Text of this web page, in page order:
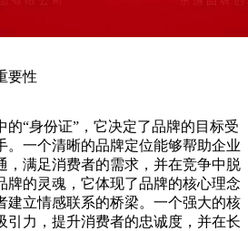
要性
的“身份证”，它决定了品牌的目标受
。一个清晰的品牌定位能够帮助企业
，满足消费者的需求，并在竞争中脱
牌的灵魂，它体现了品牌的核心理念
建立情感联系的桥梁。一个强大的核
引力，提升消费者的忠诚度，并在长